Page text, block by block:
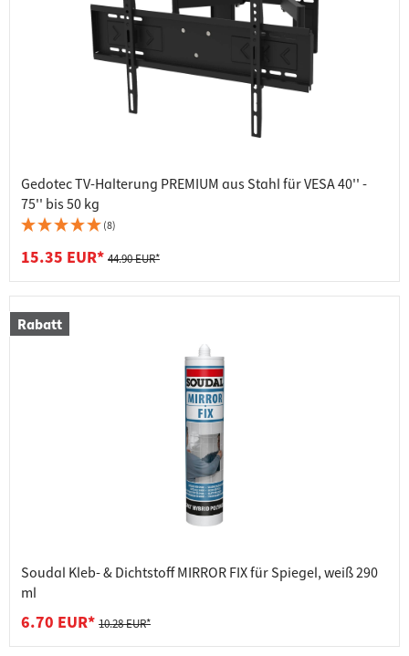
Gedotec TV-Halterung PREMIUM aus Stahl für VESA 40'' -
75'' bis 50 kg
(8)
15.35 EUR* 44.90 EUR*
Rabatt
Soudal Kleb- & Dichtstoff MIRROR FIX für Spiegel, weiß 290
ml
6.70 EUR* 10.28 EUR*